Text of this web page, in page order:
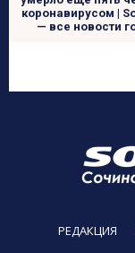
коронавирусом |
— все новости
РЕДАКЦИЯ